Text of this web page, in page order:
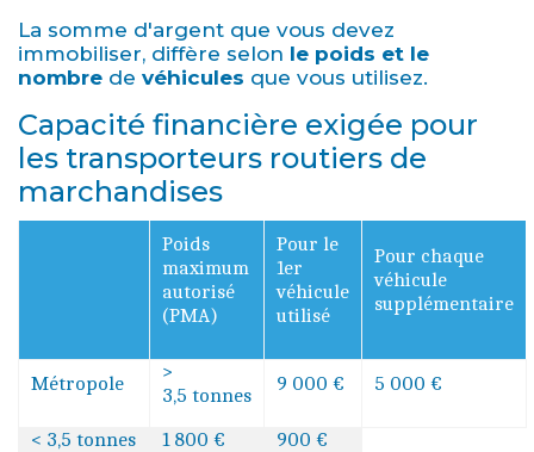
La somme d'argent que vous devez
immobiliser, diffère selon le poids et le
nombre de véhicules que vous utilisez.
Capacité financière exigée pour
les transporteurs routiers de
marchandises
Poids
maximum
autorisé
(PMA)
Pour le
1er
véhicule
utilisé
Pour chaque
véhicule
supplémentaire
Métropole
>
3,5 tonnes
9 000 € 5 000 €
< 3,5 tonnes 1 800 €
900 €